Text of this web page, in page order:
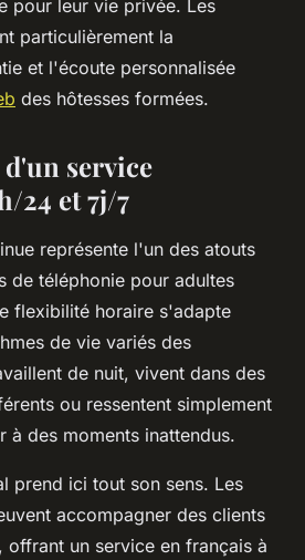
pour leur vie privée. Les
particulièrement la
et l'écoute personnalisée
des hôtesses formées.
d'un service
24 et 7j/7
représente l'un des atouts
de téléphonie pour adultes
flexibilité horaire s'adapte
de vie variés des
de nuit, vivent dans des
ou ressentent simplement
à des moments inattendus.
prend ici tout son sens. Les
accompagner des clients
offrant un service en français à